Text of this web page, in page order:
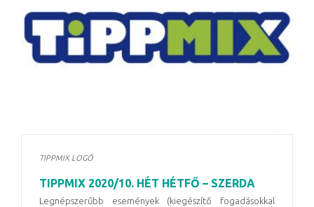
TIPPMIX LOGÓ
TIPPMIX 2020/10. HÉT HÉTFŐ – SZERDA
Legnépszerűbb események (kiegészítő fogadásokkal